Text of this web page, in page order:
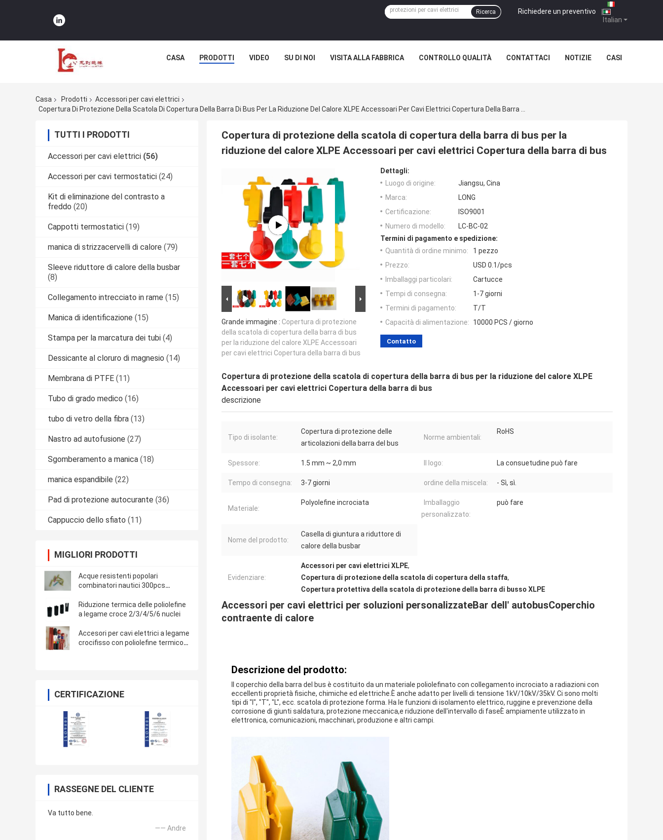
Italian
Richiedere un preventivo |
Ricerca
CASA PRODOTTI VIDEO SU DI NOI VISITA ALLA FABBRICA CONTROLLO QUALITÀ CONTATTACI NOTIZIE CASI
Casa Prodotti
Accessori per cavi elettrici
TUTTI I PRODOTTI
Accessori per cavi elettrici (56)
Accessori per cavi termostatici (24)
Kit di eliminazione del contrasto a
freddo (20)
Cappotti termostatici (19)
manica di strizzacervelli di calore (79)
Sleeve riduttore di calore della busbar
(8)
Collegamento intrecciato in rame (15)
Manica di identificazione (15)
Stampa per la marcatura dei tubi (4)
Dessicante al cloruro di magnesio (14)
Membrana di PTFE (11)
Tubo di grado medico (16)
tubo di vetro della fibra (13)
Nastro ad autofusione (27)
Sgomberamento a manica (18)
manica espandibile (22)
Pad di protezione autocurante (36)
Cappuccio dello sfiato (11)
MIGLIORI PRODOTTI
Acque resistenti popolari
combinatori nautici 300pcs
saldatore sigillo calore restringere
Butt connettore
Riduzione termica delle poliolefine
a legame croce 2/3/4/5/6 nuclei
Accesori per cavi elettrici a legame
crocifisso con poliolefine termico
CERTIFICAZIONE
RASSEGNE DEL CLIENTE
Va tutto bene.
—— Andre
Copertura di protezione della scatola di copertura della barra di bus per la
riduzione del calore XLPE Accessoari per cavi elettrici Copertura della barra di bus
Grande immagine : Copertura di protezione
della scatola di copertura della barra di bus
per la riduzione del calore XLPE Accessoari
per cavi elettrici Copertura della barra di bus
Dettagli:
Luogo di origine:
Jiangsu, Cina
Marca:
LONG
Certificazione:
ISO9001
Numero di modello:
LC-BC-02
Termini di pagamento e spedizione:
Quantità di ordine minimo:
1 pezzo
Prezzo:
USD 0.1/pcs
Imballaggi particolari:
Cartucce
Tempi di consegna:
1-7 giorni
Termini di pagamento:
T/T
Capacità di alimentazione:
10000 PCS / giorno
Contatto
Copertura di protezione della scatola di copertura della barra di bus per la riduzione del calore XLPE
Accessoari per cavi elettrici Copertura della barra di bus
descrizione
Tipo di isolante:
Copertura di protezione delle
articolazioni della barra del bus
Norme ambientali:
RoHS
Spessore: 1.5 mm ~ 2,0 mm Il logo: La consuetudine può fare
Tempo di consegna: 3-7 giorni ordine della miscela: - Sì, sì.
Materiale:
Polyolefine incrociata
Imballaggio
personalizzato:
può fare
Nome del prodotto:
Casella di giuntura a riduttore di
calore della busbar
Evidenziare:
Accessori per cavi elettrici XLPE,
Copertura di protezione della scatola di copertura della staffa,
Copertura protettiva della scatola di protezione della barra di busso XLPE
Accessori per cavi elettrici per soluzioni personalizzateBar dell' autobusCoperchio
contraente di calore
Descrizione del prodotto:
Il coperchio della barra del bus è costituito da un materiale poliolefinato con collegamento incrociato a radiazioni con
eccellenti proprietà fisiche, chimiche ed elettriche.È anche adatto per livelli di tensione 1kV/10kV/35kV. Ci sono molti
tipi di "I", "T", "L", ecc. scatola di protezione forma. Ha le funzioni di isolamento elettrico, ruggine e prevenzione della
corrosione di giunti saldatura, protezione meccanica,e riduzione dell'intervallo di faseÈ ampiamente utilizzato in
elettronica, comunicazioni, macchinari, produzione e altri campi.